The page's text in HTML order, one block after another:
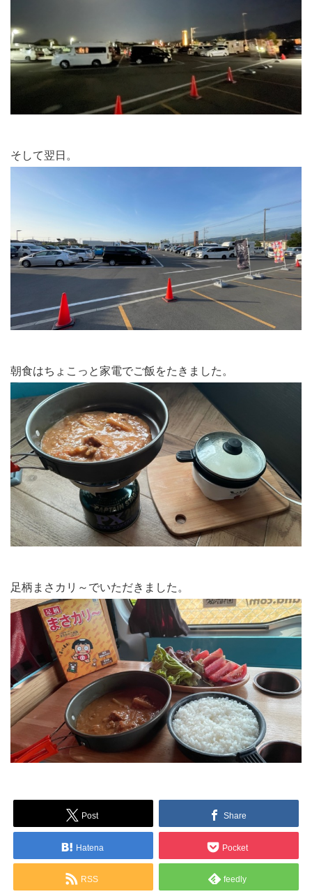
そして翌日。
朝食はちょこっと家電でご飯をたきました。
足柄まさカリ～でいただきました。
Post Share
Hatena Pocket
RSS feedly